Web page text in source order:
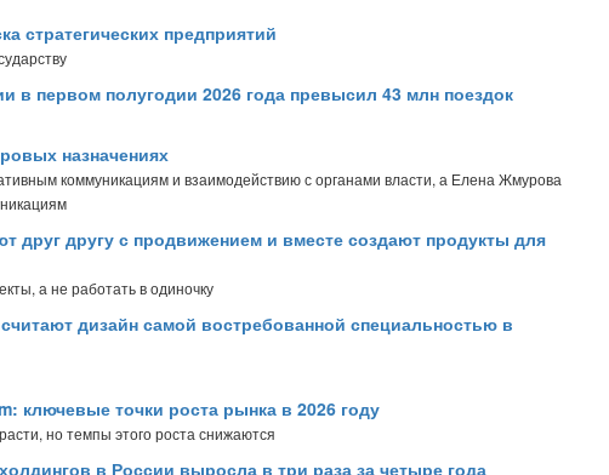
стратегических предприятий
в первом полугодии 2026 года превысил 43 млн поездок
назначениях
коммуникациям и взаимодействию с органами власти, а Елена Жмурова
друг другу с продвижением и вместе создают продукты для
а не работать в одиночку
дизайн самой востребованной специальностью в
ключевые точки роста рынка в 2026 году
но темпы этого роста снижаются
в России выросла в три раза за четыре года